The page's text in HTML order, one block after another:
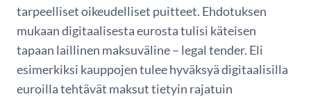
tarpeelliset oikeudelliset puitteet. Ehdotuksen
mukaan digitaalisesta eurosta tulisi käteisen
tapaan laillinen maksuväline – legal tender. Eli
esimerkiksi kauppojen tulee hyväksyä digitaalisilla
euroilla tehtävät maksut tietyin rajatuin